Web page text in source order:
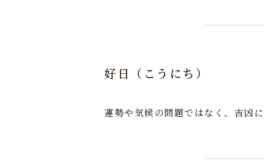
好日（こうにち）
運勢や気候の問題ではなく、吉凶